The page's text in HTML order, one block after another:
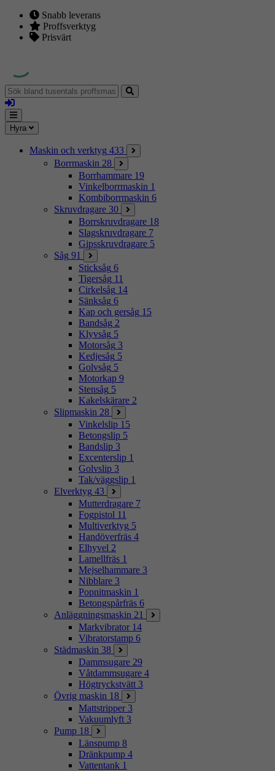
Snabb leverans
Proffsverktyg
Prisvärt
Sök
bland
tusentals
proffsmaskiner
Logga
in
Mina
sidor
Meny
Hyra
Maskin och verktyg 433
Borrmaskin 28
Borrhammare 19
Vinkelborrmaskin 1
Kombiborrmaskin 6
Skruvdragare 30
Borrskruvdragare 18
Slagskruvdragare 7
Gipsskruvdragare 5
Såg 91
Sticksåg 6
Tigersåg 11
Cirkelsåg 14
Sänksåg 6
Kap och gersåg 15
Bandsåg 2
Klyvsåg 5
Motorsåg 3
Kedjesåg 5
Golvsåg 5
Motorkap 9
Stensåg 5
Kakelskärare 2
Slipmaskin 28
Vinkelslip 15
Betongslip 5
Bandslip 3
Excenterslip 1
Golvslip 3
Tak/väggslip 1
Elverktyg 43
Mutterdragare 7
Fogpistol 11
Multiverktyg 5
Handöverfräs 4
Elhyvel 2
Lamellfräs 1
Mejselhammare 3
Nibblare 3
Popnitmaskin 1
Betongspårfräs 6
Anläggningsmaskin 21
Markvibrator 14
Vibratorstamp 6
Städmaskin 38
Dammsugare 29
Våtdammsugare 4
Högtryckstvätt 3
Övrig maskin 18
Mattstripper 3
Vakuumlyft 3
Pump 18
Länspump 8
Dränkpump 4
Vattentank 1